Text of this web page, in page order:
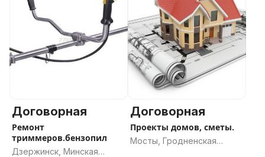
Договорная
Ремонт
триммеров.бензопил
Дзержинск, Минская
Договорная
Проекты домов, сметы.
Мосты, Гродненская